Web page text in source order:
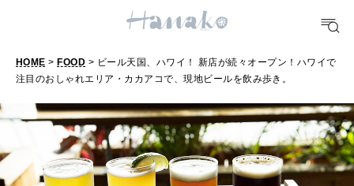
FORTUNE
明日のわたし
[12星座別] Weekly Holoscope
HOME > FOOD > ビール天国、ハワイ！ 新店が続々オープン！ハワイで
注目のおしゃれエリア・カカアコで、現地ビールを飲み歩き。